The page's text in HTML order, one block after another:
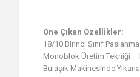
Öne Çıkan Özellikler:
18/10 Birinci Sınıf
Monoblok Üretim Tekniği –
Bulaşık Makinesinde